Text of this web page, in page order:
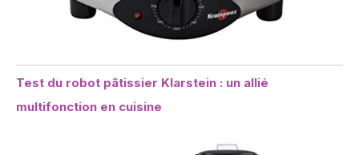
Test du robot pâtissier Klarstein : un allié
multifonction en cuisine